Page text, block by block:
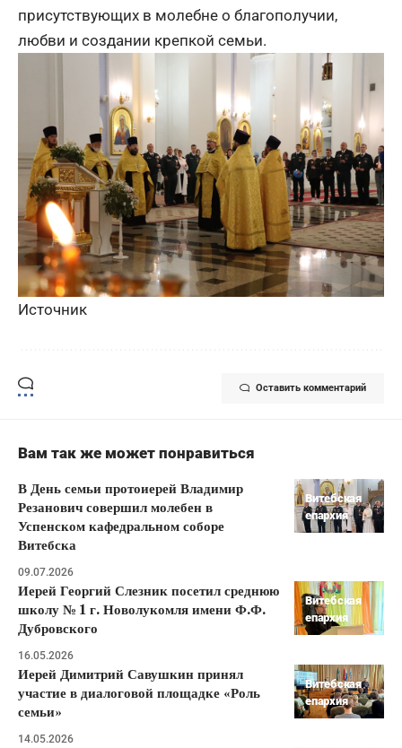
присутствующих в молебне о благополучии,
любви и создании крепкой семьи.
Источник
Оставить комментарий
Вам так же может понравиться
Витебская
епархия
В День семьи протоиерей Владимир
Резанович совершил молебен в
Успенском кафедральном соборе
Витебска
09.07.2026
Витебская
епархия
Иерей Георгий Слезник посетил среднюю
школу № 1 г. Новолукомля имени Ф.Ф.
Дубровского
16.05.2026
Витебская
епархия
Иерей Димитрий Савушкин принял
участие в диалоговой площадке «Роль
семьи»
14.05.2026